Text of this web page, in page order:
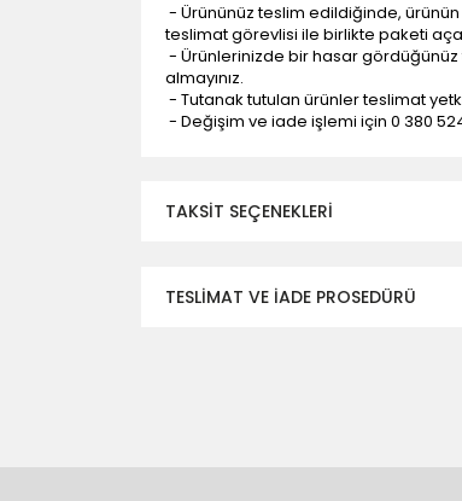
- Ürününüz teslim edildiğinde,
teslimat görevlisi ile birlikte paketi
- Ürünlerinizde bir hasar
almayınız.
- Tutanak tutulan ürünler teslimat
- Değişim ve iade işlemi için 0 380
TAKSIT SEÇENEKLERI
TESLİMAT VE İADE PROSEDÜRÜ